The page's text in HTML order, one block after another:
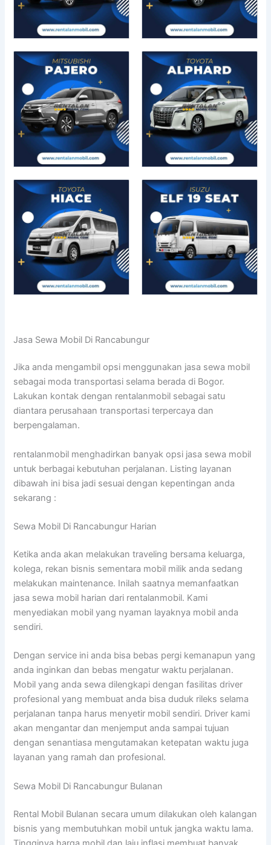
Jasa Sewa Mobil Di Rancabungur
Jika anda mengambil opsi menggunakan jasa sewa mobil
sebagai moda transportasi selama berada di Bogor.
Lakukan kontak dengan rentalanmobil sebagai satu
diantara perusahaan transportasi terpercaya dan
berpengalaman.
rentalanmobil menghadirkan banyak opsi jasa sewa mobil
untuk berbagai kebutuhan perjalanan. Listing layanan
dibawah ini bisa jadi sesuai dengan kepentingan anda
sekarang :
Sewa Mobil Di Rancabungur Harian
Ketika anda akan melakukan traveling bersama keluarga,
kolega, rekan bisnis sementara mobil milik anda sedang
melakukan maintenance. Inilah saatnya memanfaatkan
jasa sewa mobil harian dari rentalanmobil. Kami
menyediakan mobil yang nyaman layaknya mobil anda
sendiri.
Dengan service ini anda bisa bebas pergi kemanapun yang
anda inginkan dan bebas mengatur waktu perjalanan.
Mobil yang anda sewa dilengkapi dengan fasilitas driver
profesional yang membuat anda bisa duduk rileks selama
perjalanan tanpa harus menyetir mobil sendiri. Driver kami
akan mengantar dan menjemput anda sampai tujuan
dengan senantiasa mengutamakan ketepatan waktu juga
layanan yang ramah dan profesional.
Sewa Mobil Di Rancabungur Bulanan
Rental Mobil Bulanan secara umum dilakukan oleh kalangan
bisnis yang membutuhkan mobil untuk jangka waktu lama.